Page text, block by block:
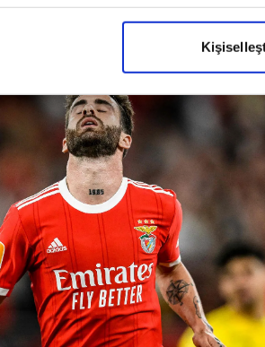
elimizden gelen çabayı
bu çerezlere izin vermedikleri
sunabilmek için İnternet Sitemizde
kişisel verileriniz işlenmekte olup
Diğer çerezler, sitemizin daha
yapılması, amaçlarıyla sınırlı
aşağıda yer alan panel
Bilgilendirme Metnimizi ziyaret
Korunması Kanunu uyarınca
kullanılan çerezlerle ilgili bilgi almak için
Benfica ile sözleşmesi biten 31